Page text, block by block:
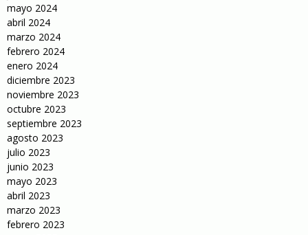
mayo 2024
abril 2024
marzo 2024
febrero 2024
enero 2024
diciembre 2023
noviembre 2023
octubre 2023
septiembre 2023
agosto 2023
julio 2023
junio 2023
mayo 2023
abril 2023
marzo 2023
febrero 2023